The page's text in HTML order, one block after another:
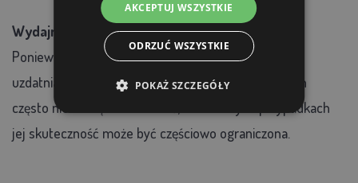
Wydajność urządzenia?
Ponieważ na skuteczność metody magnetycznego
uzdatniania wody wpływa wiele czynników, z których
często nie da się kontrolować, w niektórych przypadkach
jej skuteczność może być częściowo ograniczona.
AKCEPTUJ WSZYSTKIE
ODRZUĆ WSZYSTKIE
POKAŻ SZCZEGÓŁY